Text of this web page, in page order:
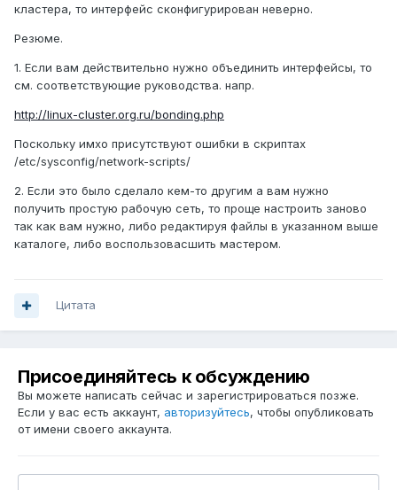
кластера, то интерфейс сконфигурирован неверно.
Резюме.
1. Если вам действительно нужно объединить интерфейсы, то
см. соответствующие руководства. напр.
http://linux-cluster.org.ru/bonding.php
Поскольку имхо присутствуют ошибки в скриптах
/etc/sysconfig/network-scripts/
2. Если это было сделало кем-то другим а вам нужно
получить простую рабочую сеть, то проще настроить заново
так как вам нужно, либо редактируя файлы в указанном выше
каталоге, либо воспользовасшить мастером.
Цитата
Присоединяйтесь к обсуждению
Вы можете написать сейчас и зарегистрироваться позже.
Если у вас есть аккаунт, авторизуйтесь, чтобы опубликовать
от имени своего аккаунта.